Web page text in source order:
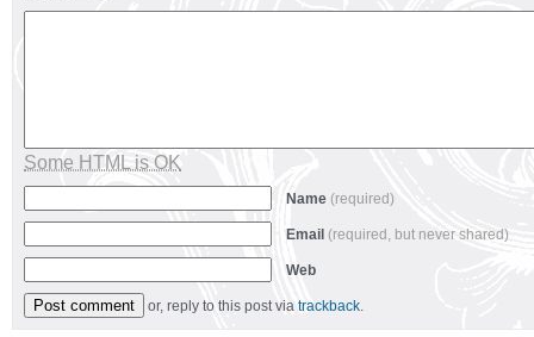
Some HTML is OK
Name (required)
Email (required, but never shared)
Web
or, reply to this post via trackback.